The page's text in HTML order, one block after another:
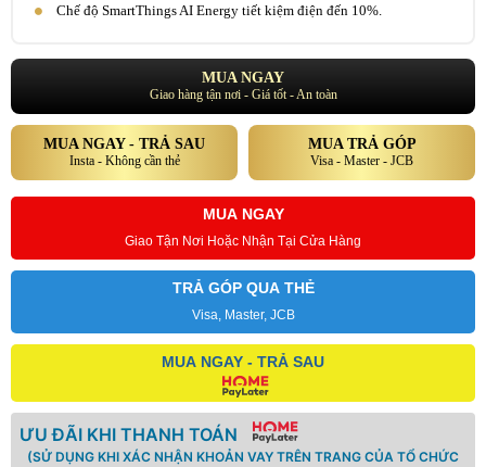
Chế độ SmartThings AI Energy tiết kiệm điện đến 10%.
MUA NGAY
Giao hàng tận nơi - Giá tốt - An toàn
MUA NGAY - TRẢ SAU
Insta - Không cần thẻ
MUA TRẢ GÓP
Visa - Master - JCB
MUA NGAY
Giao Tận Nơi Hoặc Nhận Tại Cửa Hàng
TRẢ GÓP QUA THẺ
Visa, Master, JCB
MUA NGAY - TRẢ SAU
ƯU ĐÃI KHI THANH TOÁN
(SỬ DỤNG KHI XÁC NHẬN KHOẢN VAY TRÊN TRANG CỦA TỔ CHỨC